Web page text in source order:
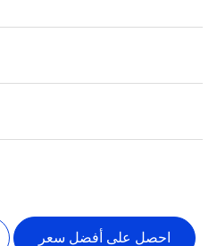
احصل على أفضل سعر